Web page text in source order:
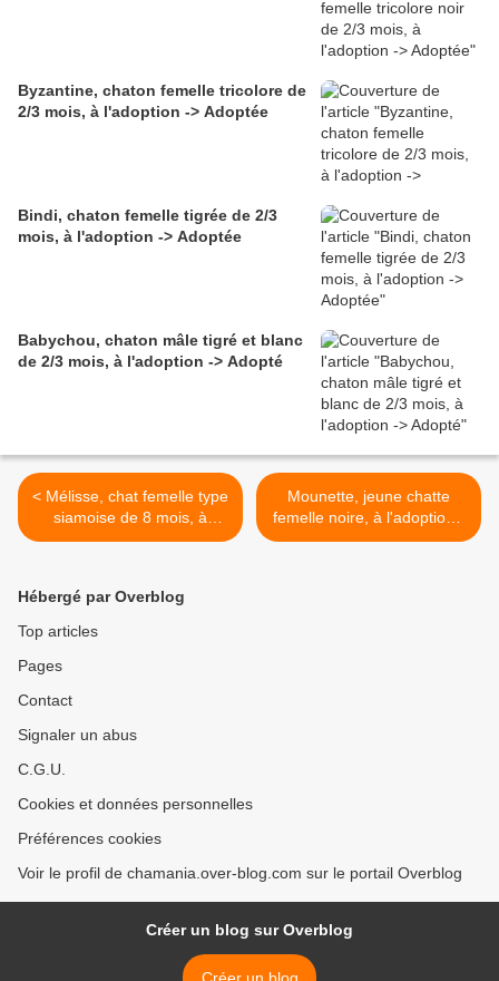
Byzantine, chaton femelle tricolore de
2/3 mois, à l'adoption -> Adoptée
Bindi, chaton femelle tigrée de 2/3
mois, à l'adoption -> Adoptée
Babychou, chaton mâle tigré et blanc
de 2/3 mois, à l'adoption -> Adopté
< Mélisse, chat femelle type
siamoise de 8 mois, à
l'adoption -> adoptée
Mounette, jeune chatte
femelle noire, à l'adoption -
> adoptée >
Hébergé par Overblog
Top articles
Pages
Contact
Signaler un abus
C.G.U.
Cookies et données personnelles
Préférences cookies
Voir le profil de chamania.over-blog.com sur le portail Overblog
Créer un blog sur Overblog